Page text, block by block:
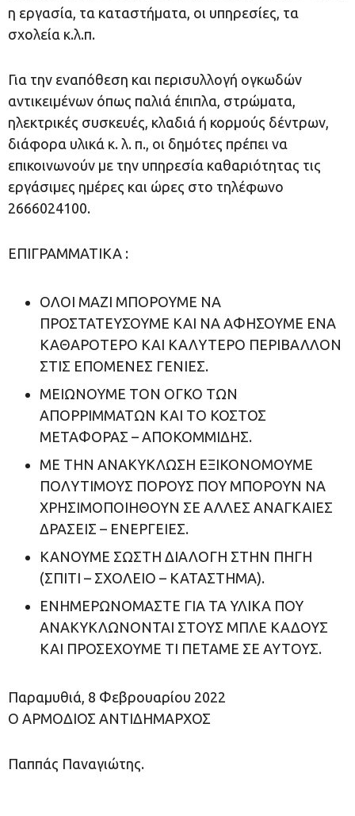
η εργασία, τα καταστήματα, οι υπηρεσίες, τα
σχολεία κ.λ.π.
Για την εναπόθεση και περισυλλογή ογκωδών
αντικειμένων όπως παλιά έπιπλα, στρώματα,
ηλεκτρικές συσκευές, κλαδιά ή κορμούς δέντρων,
διάφορα υλικά κ. λ. π., οι δημότες πρέπει να
επικοινωνούν με την υπηρεσία καθαριότητας τις
εργάσιμες ημέρες και ώρες στο τηλέφωνο
2666024100.
ΕΠΙΓΡΑΜΜΑΤΙΚΑ :
ΟΛΟΙ ΜΑΖΙ ΜΠΟΡΟΥΜΕ ΝΑ
ΠΡΟΣΤΑΤΕΥΣΟΥΜΕ ΚΑΙ ΝΑ ΑΦΗΣΟΥΜΕ ΕΝΑ
ΚΑΘΑΡΟΤΕΡΟ ΚΑΙ ΚΑΛΥΤΕΡΟ ΠΕΡΙΒΑΛΛΟΝ
ΣΤΙΣ ΕΠΟΜΕΝΕΣ ΓΕΝΙΕΣ.
ΜΕΙΩΝΟΥΜΕ ΤΟΝ ΟΓΚΟ ΤΩΝ
ΑΠΟΡΡΙΜΜΑΤΩΝ ΚΑΙ ΤΟ ΚΟΣΤΟΣ
ΜΕΤΑΦΟΡΑΣ – ΑΠΟΚΟΜΜΙΔΗΣ.
ΜΕ ΤΗΝ ΑΝΑΚΥΚΛΩΣΗ ΕΞΙΚΟΝΟΜΟΥΜΕ
ΠΟΛΥΤΙΜΟΥΣ ΠΟΡΟΥΣ ΠΟΥ ΜΠΟΡΟΥΝ ΝΑ
ΧΡΗΣΙΜΟΠΟΙΗΘΟΥΝ ΣΕ ΑΛΛΕΣ ΑΝΑΓΚΑΙΕΣ
ΔΡΑΣΕΙΣ – ΕΝΕΡΓΕΙΕΣ.
ΚΑΝΟΥΜΕ ΣΩΣΤΗ ΔΙΑΛΟΓΗ ΣΤΗΝ ΠΗΓΗ
(ΣΠΙΤΙ – ΣΧΟΛΕΙΟ – ΚΑΤΑΣΤΗΜΑ).
ΕΝΗΜΕΡΩΝΟΜΑΣΤΕ ΓΙΑ ΤΑ ΥΛΙΚΑ ΠΟΥ
ΑΝΑΚΥΚΛΩΝΟΝΤΑΙ ΣΤΟΥΣ ΜΠΛΕ ΚΑΔΟΥΣ
ΚΑΙ ΠΡΟΣΕΧΟΥΜΕ ΤΙ ΠΕΤΑΜΕ ΣΕ ΑΥΤΟΥΣ.
Παραμυθιά, 8 Φεβρουαρίου 2022
Ο ΑΡΜΟΔΙΟΣ ΑΝΤΙΔΗΜΑΡΧΟΣ
Παππάς Παναγιώτης.